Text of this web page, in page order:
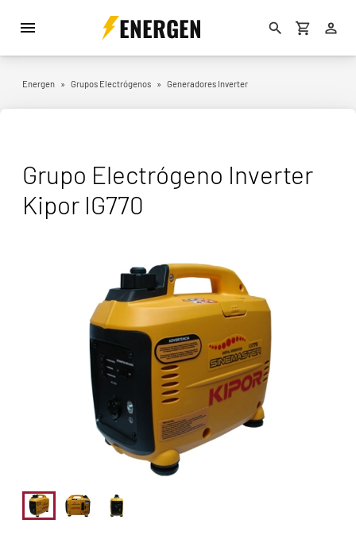
ENERGEN
Energen » Grupos Electrógenos » Generadores Inverter
Grupo Electrógeno Inverter
Kipor IG770